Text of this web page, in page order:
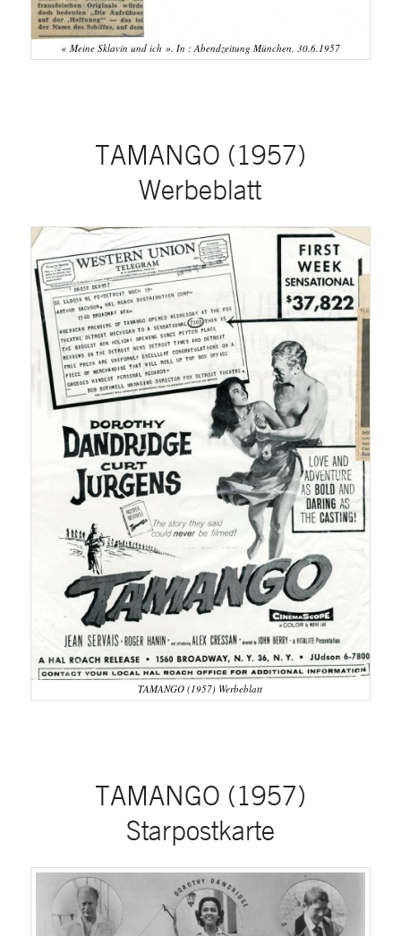
« Meine Sklavin und ich ». In : Abendzeitung München, 30.6.1957
TAMANGO (1957)
Werbeblatt
TAMANGO (1957) Werbeblatt
TAMANGO (1957)
Starpostkarte